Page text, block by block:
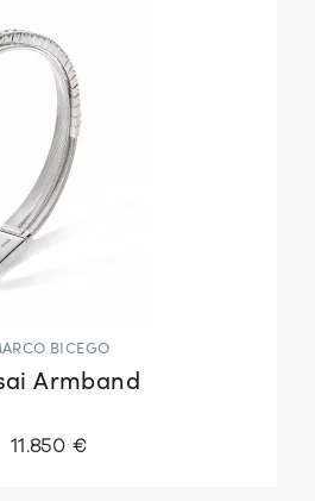
BICEGO
Armband
11.850 €